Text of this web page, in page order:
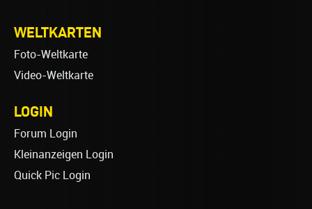
WELTKARTEN
Foto-Weltkarte
Video-Weltkarte
LOGIN
Forum Login
Kleinanzeigen Login
Quick Pic Login